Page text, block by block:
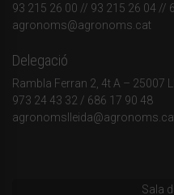
93 215 26 00 // 93 215 26 04 //
agronoms@agronoms.cat
Delegació
Rambla Ferran 2, 4t A – 25007
973 24 43 32 / 686 17 90 48
Sala